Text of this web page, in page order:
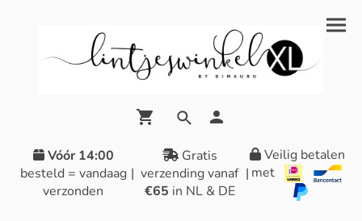
Vóór 14:00
besteld = vandaag
verzonden
|
Gratis
verzending vanaf
€65 in NL & DE
|
Veilig betalen
met